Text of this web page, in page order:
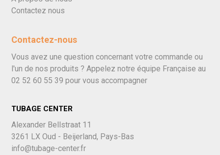
Contactez nous
Contactez-nous
Vous avez une question concernant votre commande ou
l'un de nos produits ? Appelez notre équipe Française au
02 52 60 55 39 pour vous accompagner
TUBAGE CENTER
Alexander Bellstraat 11
3261 LX Oud - Beijerland, Pays-Bas
info@tubage-center.fr